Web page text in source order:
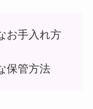
お手入れ方
保管方法